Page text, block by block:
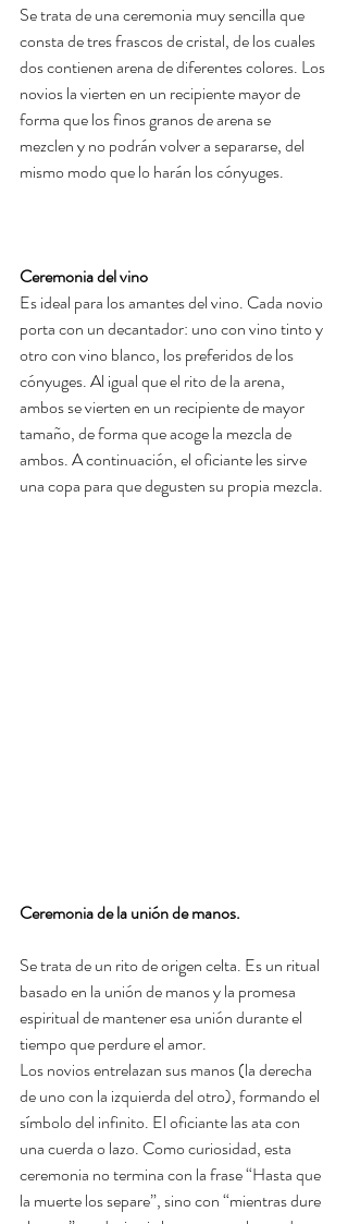
Se trata de una ceremonia muy sencilla que
consta de tres frascos de cristal, de los cuales
dos contienen arena de diferentes colores. Los
novios la vierten en un recipiente mayor de
forma que los finos granos de arena se
mezclen y no podrán volver a separarse, del
mismo modo que lo harán los cónyuges.
Ceremonia del vino
Es ideal para los amantes del vino. Cada novio
porta con un decantador: uno con vino tinto y
otro con vino blanco, los preferidos de los
cónyuges. Al igual que el rito de la arena,
ambos se vierten en un recipiente de mayor
tamaño, de forma que acoge la mezcla de
ambos. A continuación, el oficiante les sirve
una copa para que degusten su propia mezcla.
Ceremonia de la unión de manos.
Se trata de un rito de origen celta. Es un ritual
basado en la unión de manos y la promesa
espiritual de mantener esa unión durante el
tiempo que perdure el amor.
Los novios entrelazan sus manos (la derecha
de uno con la izquierda del otro), formando el
símbolo del infinito. El oficiante las ata con
una cuerda o lazo. Como curiosidad, esta
ceremonia no termina con la frase “Hasta que
la muerte los separe”, sino con “mientras dure